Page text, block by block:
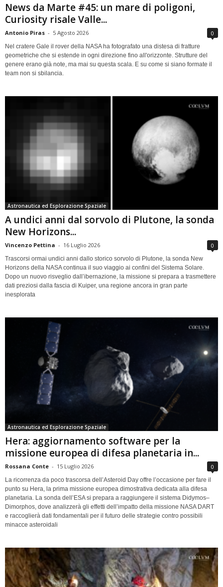
News da Marte #45: un mare di poligoni,
Curiosity risale Valle...
Antonio Piras - 5 Agosto 2026 0
Nel cratere Gale il rover della NASA ha fotografato una distesa di fratture
geometriche che si estende in ogni direzione fino all'orizzonte. Strutture del
genere erano già note, ma mai su questa scala. E su come si siano formate il
team non si sbilancia.
Astronautica ed Esplorazione Spaziale
A undici anni dal sorvolo di Plutone, la sonda
New Horizons...
Vincenzo Pettina - 16 Luglio 2026 0
Trascorsi ormai undici anni dallo storico sorvolo di Plutone, la sonda New
Horizons della NASA continua il suo viaggio ai confini del Sistema Solare.
Dopo un nuovo risveglio dall’ibernazione, la missione si prepara a trasmettere
dati preziosi dalla fascia di Kuiper, una regione ancora in gran parte
inesplorata
Astronautica ed Esplorazione Spaziale
Hera: aggiornamento software per la
missione europea di difesa planetaria in...
Rossana Conte - 15 Luglio 2026 0
La ricorrenza da poco trascorsa dell’Asteroid Day offre l’occasione per fare il
punto su Hera, la prima missione europea dimostrativa dedicata alla difesa
planetaria. La sonda dell’ESA si prepara a raggiungere il sistema Didymos–
Dimorphos, dove analizzerà gli effetti dell’impatto della missione NASA DART
e raccoglierà dati fondamentali per il futuro delle strategie contro possibili
minacce asteroidali